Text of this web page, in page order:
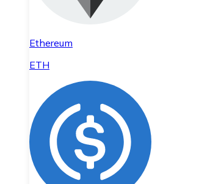
Ethereum
ETH